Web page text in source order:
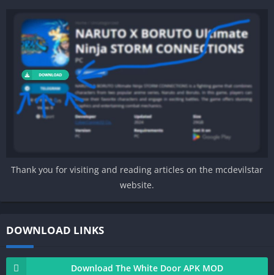
Thank you for visiting and reading articles on the mcdevilstar
website.
DOWNLOAD LINKS
Download The White Door APK MOD